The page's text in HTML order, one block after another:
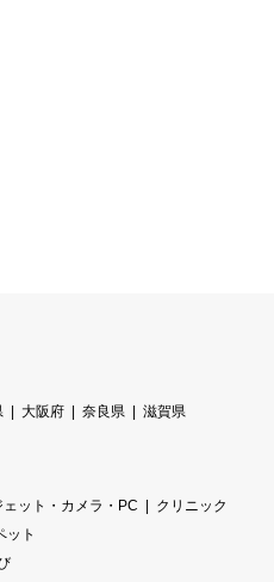
大阪府 奈良県 滋賀県
ェット・カメラ・PC
クリニック
ット